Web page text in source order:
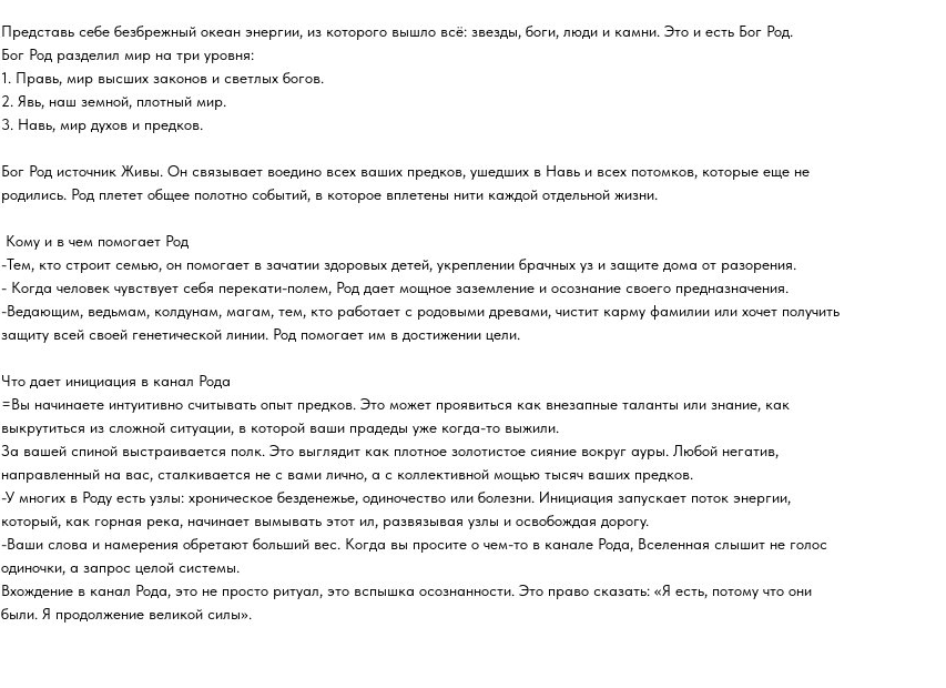
Представь себе безбрежный океан энергии, из которого вышло всё: звезды, боги, люди и камни. Это и есть Бог Род.
Бог Род разделил мир на три уровня:
1. Правь, мир высших законов и светлых богов.
2. Явь, наш земной, плотный мир.
3. Навь, мир духов и предков.
Бог Род источник Живы. Он связывает воедино всех ваших предков, ушедших в Навь и всех потомков, которые еще не
родились. Род плетет общее полотно событий, в которое вплетены нити каждой отдельной жизни.
️ Кому и в чем помогает Род
-Тем, кто строит семью, он помогает в зачатии здоровых детей, укреплении брачных уз и защите дома от разорения.
- Когда человек чувствует себя перекати-полем, Род дает мощное заземление и осознание своего предназначения.
-Ведающим, ведьмам, колдунам, магам, тем, кто работает с родовыми древами, чистит карму фамилии или хочет получить
защиту всей своей генетической линии. Род помогает им в достижении цели.
Что дает инициация в канал Рода
=Вы начинаете интуитивно считывать опыт предков. Это может проявиться как внезапные таланты или знание, как
выкрутиться из сложной ситуации, в которой ваши прадеды уже когда-то выжили.
За вашей спиной выстраивается полк. Это выглядит как плотное золотистое сияние вокруг ауры. Любой негатив,
направленный на вас, сталкивается не с вами лично, а с коллективной мощью тысяч ваших предков.
-У многих в Роду есть узлы: хроническое безденежье, одиночество или болезни. Инициация запускает поток энергии,
который, как горная река, начинает вымывать этот ил, развязывая узлы и освобождая дорогу.
-Ваши слова и намерения обретают больший вес. Когда вы просите о чем-то в канале Рода, Вселенная слышит не голос
одиночки, а запрос целой системы.
Вхождение в канал Рода, это не просто ритуал, это вспышка осознанности. Это право сказать: «Я есть, потому что они
были. Я продолжение великой силы».